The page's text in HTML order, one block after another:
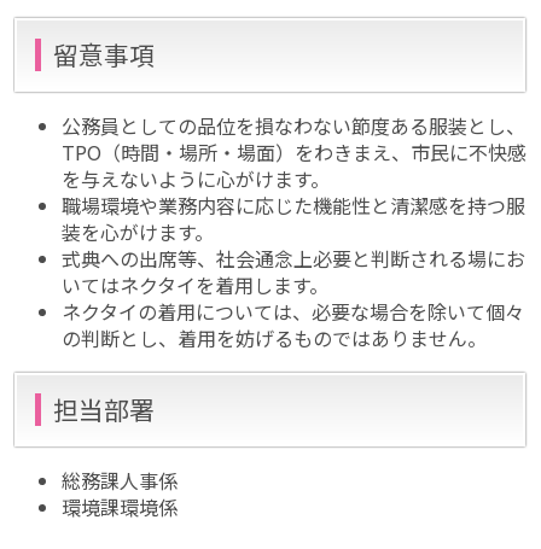
留意事項
公務員としての品位を損なわない節度ある服装とし、
TPO（時間・場所・場面）をわきまえ、市民に不快感
を与えないように心がけます。
職場環境や業務内容に応じた機能性と清潔感を持つ服
装を心がけます。
式典への出席等、社会通念上必要と判断される場にお
いてはネクタイを着用します。
ネクタイの着用については、必要な場合を除いて個々
の判断とし、着用を妨げるものではありません。
担当部署
総務課人事係
環境課環境係